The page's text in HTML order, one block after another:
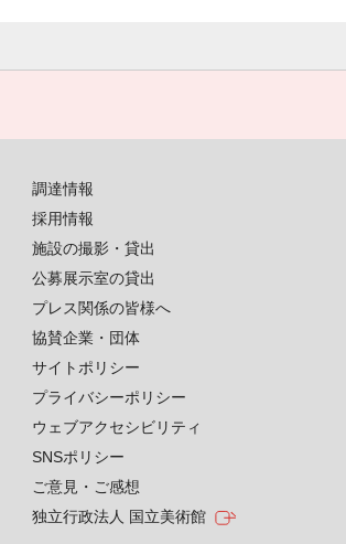
調達情報
採用情報
施設の撮影・貸出
公募展示室の貸出
プレス関係の皆様へ
協賛企業・団体
サイトポリシー
プライバシーポリシー
ウェブアクセシビリティ
SNSポリシー
ご意見・ご感想
独立行政法人 国立美術館